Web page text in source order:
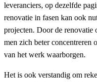
leveranciers, op dezelfde
renovatie in fasen kan ook
projecten. Door de renovatie
men zich beter concentreren
van het werk waarborgen.
Het is ook verstandig om